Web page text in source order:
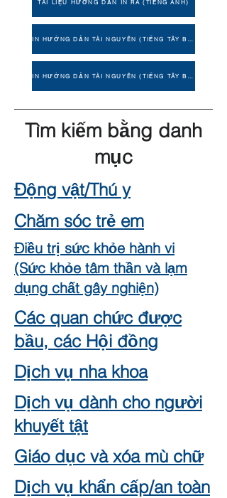
TÀI LIỆU HƯỚNG DẪN IN RA (TIẾNG ANH)
IN HƯỚNG DẪN TÀI NGUYÊN (TIẾNG TÂY BAN NHA)
IN HƯỚNG DẪN TÀI NGUYÊN (TIẾNG TÂY BAN NHA)
Tìm kiếm bằng danh
mục
Động vật/Thú y
Chăm sóc trẻ em
Điều trị sức khỏe hành vi
(Sức khỏe tâm thần và lạm
dụng chất gây nghiện)
Các quan chức được
bầu, các Hội đồng
Dịch vụ nha khoa
Dịch vụ dành cho người
khuyết tật
Giáo dục và xóa mù chữ
Dịch vụ khẩn cấp/an toàn